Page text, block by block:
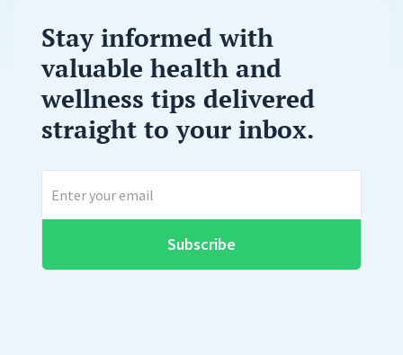
Stay informed with
valuable health and
wellness tips delivered
straight to your inbox.
Subscribe